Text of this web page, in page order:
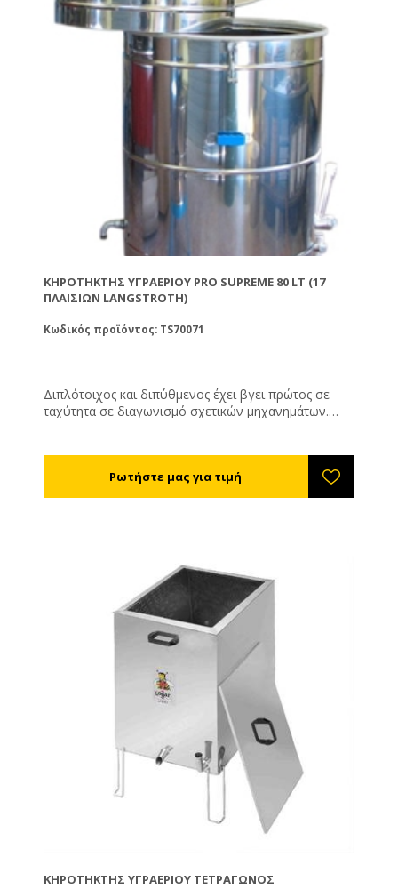
ΚΗΡΟΤΉΚΤΗΣ ΥΓΡΑΕΡΊΟΥ PRO SUPREME 80 LT (17
ΠΛΑΙΣΊΩΝ LANGSTROTH)
Κωδικός προϊόντος: TS70071
Διπλότοιχος και διπύθμενος έχει βγει πρώτος σε
ταχύτητα σε διαγωνισμό σχετικών μηχανημάτων.
στον πάτο της σήτας και φιλτράρεται. Μπορείτε να το
χρησιμοποιήσετε για να λιώσετε τα απολεπίσματά
προπανίου, βουτανίου ή μίγματά τους. Δε
συμπεριλαμβάνεται εστία αερίου. Μην κόβετε τα
σύρματα από τα πλαίσια! Μπορείτε με τη βοήθεια
του τεντωτήρα σύρματος ref.BS50200 να τα
τεντώσετε σε 5 δευτερόλεπτα!!!
ΚΗΡΟΤΉΚΤΗΣ ΥΓΡΑΕΡΊΟΥ ΤΕΤΡΆΓΩΝΟΣ